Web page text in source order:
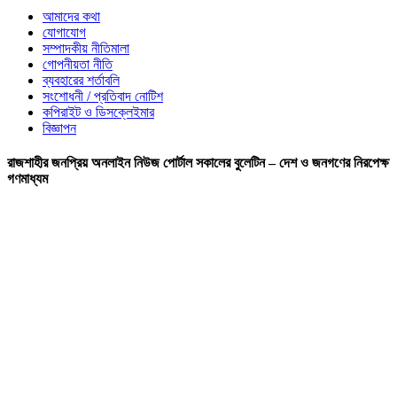
আমাদের কথা
যোগাযোগ
সম্পাদকীয় নীতিমালা
গোপনীয়তা নীতি
ব্যবহারের শর্তাবলি
সংশোধনী / প্রতিবাদ নোটিশ
কপিরাইট ও ডিসক্লেইমার
বিজ্ঞাপন
রাজশাহীর জনপ্রিয় অনলাইন নিউজ পোর্টাল সকালের বুলেটিন – দেশ ও জনগণের নিরপেক্ষ
গণমাধ্যম